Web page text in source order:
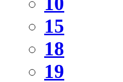
15
18
19